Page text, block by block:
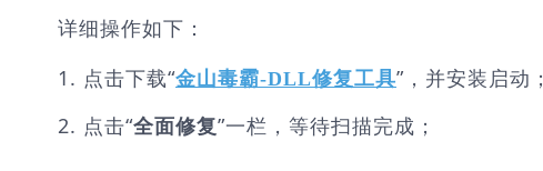
详细操作如下：
1. 点击下载“金山毒霸-DLL修复工具”，并安装启动；
2. 点击“全面修复”一栏，等待扫描完成；